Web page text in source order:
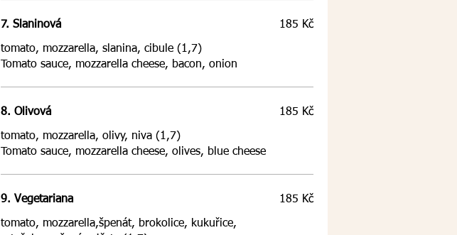
7. Slaninová
tomato, mozzarella, slanina, cibule (1,7)
Tomato sauce, mozzarella cheese, bacon, onion
185 Kč
8. Olivová
tomato, mozzarella, olivy, niva (1,7)
Tomato sauce, mozzarella cheese, olives, blue cheese
185 Kč
9. Vegetariana
tomato, mozzarella,špenát, brokolice, kukuřice,
185 Kč